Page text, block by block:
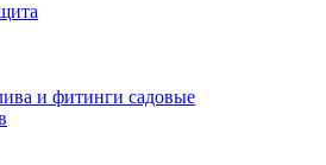
и фитинги садовые